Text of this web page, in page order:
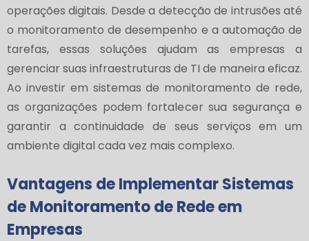
operações digitais. Desde a detecção de intrusões até
o monitoramento de desempenho e a automação de
tarefas, essas soluções ajudam as empresas a
gerenciar suas infraestruturas de TI de maneira eficaz.
Ao investir em sistemas de monitoramento de rede,
as organizações podem fortalecer sua segurança e
garantir a continuidade de seus serviços em um
ambiente digital cada vez mais complexo.
Vantagens de Implementar Sistemas
de Monitoramento de Rede em
Empresas